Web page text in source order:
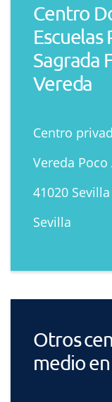
Centro
Escuelas
Sagrada
Vereda
Centro
Vereda Poco
41020 Sevilla
Sevilla
Otros
medio